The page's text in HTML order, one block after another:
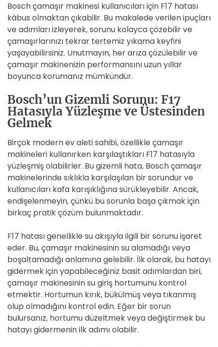
Bosch çamaşır makinesi kullanıcıları için F17 hatası
kâbus olmaktan çıkabilir. Bu makalede verilen ipuçları
ve adımları izleyerek, sorunu kolayca çözebilir ve
çamaşırlarınızı tekrar tertemiz yıkama keyfini
yaşayabilirsiniz. Unutmayın, her arıza çözülebilir ve
çamaşır makinenizin performansını uzun yıllar
boyunca korumanız mümkündür.
Bosch’un Gizemli Sorunu: F17
Hatasıyla Yüzleşme ve Üstesinden
Gelmek
Birçok modern ev aleti sahibi, özellikle çamaşır
makineleri kullanırken karşılaştıkları F17 hatasıyla
yüzleşmiş olabilirler. Bu gizemli hata, Bosch çamaşır
makinelerinde sıklıkla karşılaşılan bir sorundur ve
kullanıcıları kafa karışıklığına sürükleyebilir. Ancak,
endişelenmeyin, çünkü bu sorunla başa çıkmak için
birkaç pratik çözüm bulunmaktadır.
F17 hatası genellikle su akışıyla ilgili bir sorunu işaret
eder. Bu, çamaşır makinesinin su alamadığı veya
boşaltamadığı anlamına gelebilir. İlk olarak, bu hatayı
gidermek için yapabileceğiniz basit adımlardan biri,
çamaşır makinesinin su giriş hortumunu kontrol
etmektir. Hortumun kırık, bükülmüş veya tıkanmış
olup olmadığını kontrol edin. Eğer bir sorun
bulursanız, hortumu düzeltmek veya değiştirmek bu
hatayı gidermenin ilk adımı olabilir.